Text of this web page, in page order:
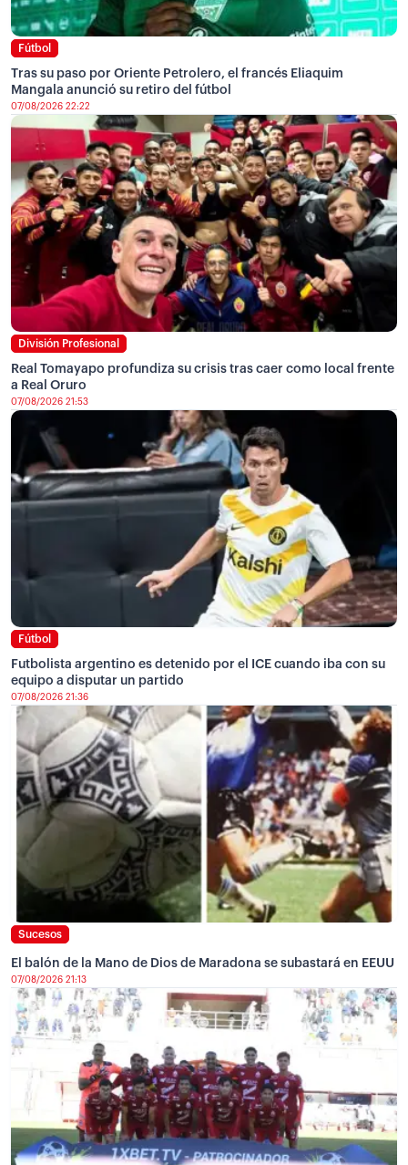
Fútbol
Tras su paso por Oriente Petrolero, el francés Eliaquim
Mangala anunció su retiro del fútbol
07/08/2026 22:22
División Profesional
Real Tomayapo profundiza su crisis tras caer como local frente
a Real Oruro
07/08/2026 21:53
Fútbol
Futbolista argentino es detenido por el ICE cuando iba con su
equipo a disputar un partido
07/08/2026 21:36
Sucesos
El balón de la Mano de Dios de Maradona se subastará en EEUU
07/08/2026 21:13